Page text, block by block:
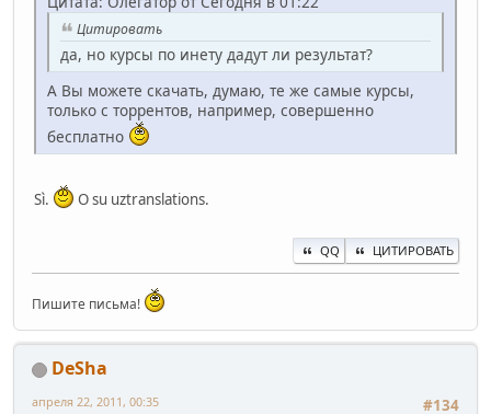
Цитировать
да, но курсы по инету дадут ли результат?
А Вы можете скачать, думаю, те же самые курсы,
только с торрентов, например, совершенно
бесплатно
Sì. O su uztranslations.
QQ ЦИТИРОВАТЬ
Пишите письма!
DeSha
#134
апреля 22, 2011, 00:35